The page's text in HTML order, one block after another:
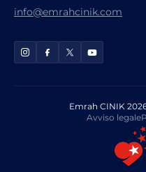
info@emrahcinik.com
Emrah CINIK
Avviso legale